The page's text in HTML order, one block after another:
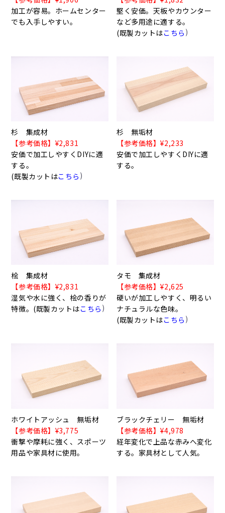
加工が容易。ホームセンター
でも入手しやすい。
堅く安価。天板やカウンター
など多用途に適する。
(既製カットはこちら )
杉 集成材
【参考価格】¥2,831
安価で加工しやすくDIYに適
する。
(既製カットはこちら )
杉 無垢材
【参考価格】¥2,233
安価で加工しやすくDIYに適
する。
桧 集成材
【参考価格】¥2,831
湿気や水に強く、桧の香りが
特徴。(既製カットはこちら )
タモ 集成材
【参考価格】¥2,625
硬いが加工しやすく、明るい
ナチュラルな色味。
(既製カットはこちら )
ホワイトアッシュ 無垢材
【参考価格】¥3,775
衝撃や摩耗に強く、スポーツ
用品や家具材に使用。
ブラックチェリー 無垢材
【参考価格】¥4,978
経年変化で上品な赤みへ変化
する。家具材として人気。